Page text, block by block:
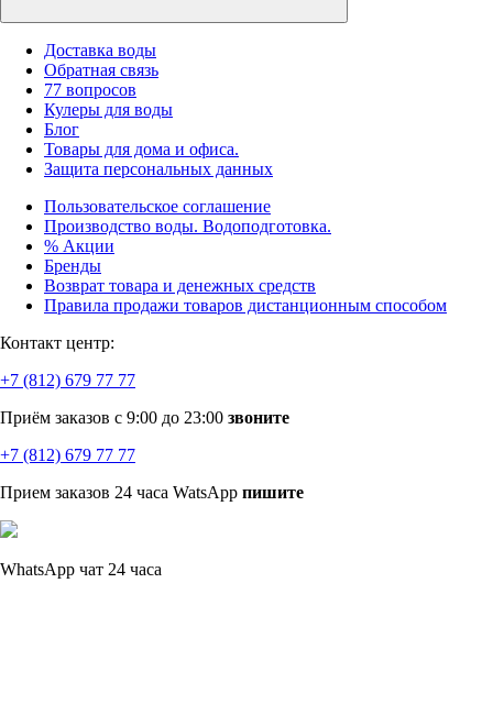
Доставка воды
Обратная связь
77 вопросов
Кулеры для воды
Блог
Товары для дома и офиса.
Защита персональных данных
Пользовательское соглашение
Производство воды. Водоподготовка.
% Акции
Бренды
Возврат товара и денежных средств
Правила продажи товаров дистанционным способом
Контакт центр:
+7 (812) 679 77 77
Приём заказов с 9:00 до 23:00 звоните
+7 (812) 679 77 77
Прием заказов 24 часа WatsApp пишите
WhatsApp чат 24 часа